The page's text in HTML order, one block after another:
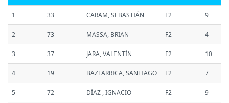
1 33 CARAM, SEBASTIÁN F2 9
2 73 MASSA, BRIAN F2 4
3 37 JARA, VALENTÍN F2 10
4 19 BAZTARRICA, SANTIAGO F2 7
5 72 DÍAZ , IGNACIO F2 9